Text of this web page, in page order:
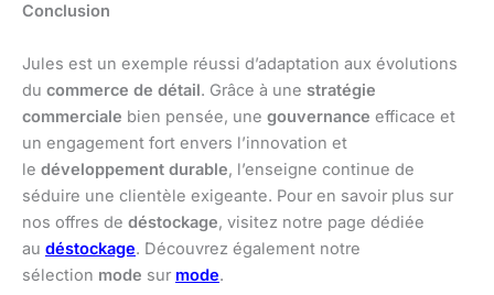
Conclusion
Jules est un exemple réussi d’adaptation aux évolutions
du commerce de détail. Grâce à une stratégie
commerciale bien pensée, une gouvernance efficace et
un engagement fort envers l’innovation et
le développement durable, l’enseigne continue de
séduire une clientèle exigeante. Pour en savoir plus sur
nos offres de déstockage, visitez notre page dédiée
au déstockage. Découvrez également notre
sélection mode sur mode.